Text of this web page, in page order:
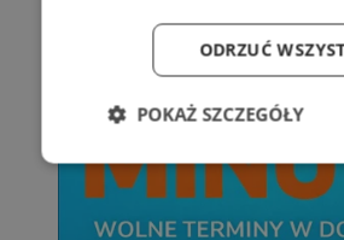
ODRZUĆ
POKAŻ SZCZEGÓŁY
Niezbędne